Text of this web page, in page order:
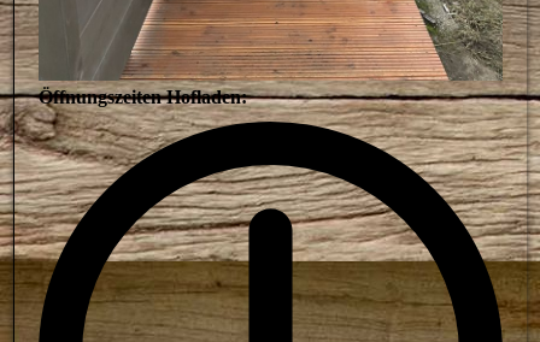
Öffnungszeiten Hofladen: